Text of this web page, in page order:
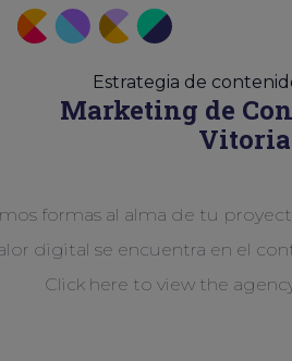
Estrategia de
Marketing de
Vitoria
formas al alma de tu
digital se encuentra en el